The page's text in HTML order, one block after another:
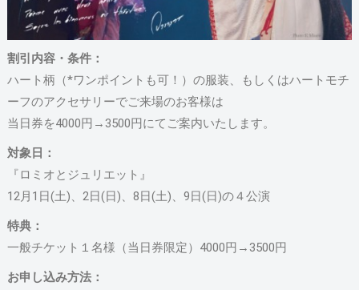
割引内容・条件：
ハート柄（*ワンポイントも可！）の服装、もしくはハートモチ
ーフのアクセサリーでご来場のお客様は
当日券を4000円→3500円にてご案内いたします。
対象日：
『ロミオとジュリエット』
12月1日(土)、2日(日)、8日(土)、9日(日)の４公演
特典：
一般チケット１名様（当日券限定）4000円→3500円
お申し込み方法：